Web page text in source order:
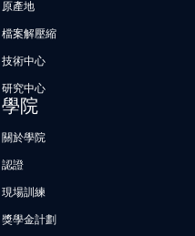
原產地
檔案解壓縮
技術中心
研究中心
學院
關於學院
認證
現場訓練
獎學金計劃